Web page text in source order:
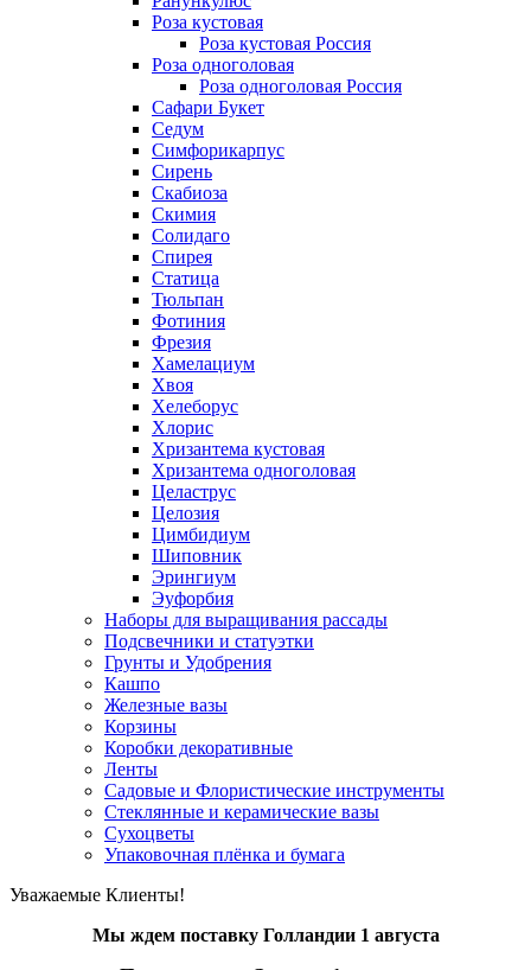
Роза кустовая
Роза кустовая Россия
Роза одноголовая
Роза одноголовая Россия
Сафари Букет
Седум
Симфорикарпус
Сирень
Скабиоза
Скимия
Солидаго
Спирея
Статица
Тюльпан
Фотиния
Фрезия
Хамелациум
Хвоя
Хелеборус
Хлорис
Хризантема кустовая
Хризантема одноголовая
Целаструс
Целозия
Цимбидиум
Шиповник
Эрингиум
Эуфорбия
Наборы для выращивания рассады
Подсвечники и статуэтки
Грунты и Удобрения
Кашпо
Железные вазы
Корзины
Коробки декоративные
Ленты
Садовые и Флористические инструменты
Стеклянные и керамические вазы
Сухоцветы
Упаковочная плёнка и бумага
Уважаемые Клиенты!
Мы ждем поставку Голландии 1 августа